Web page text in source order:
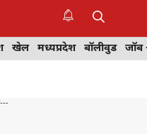
खेल मध्यप्रदेश बॉलीवुड